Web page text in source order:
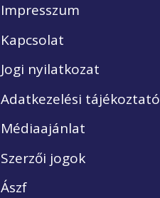
Impresszum
Kapcsolat
Jogi nyilatkozat
Adatkezelési tájékoztató
Médiaajánlat
Szerzői jogok
Ászf